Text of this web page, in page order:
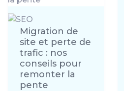
Migration de
site et perte de
trafic : nos
conseils pour
remonter la
pente